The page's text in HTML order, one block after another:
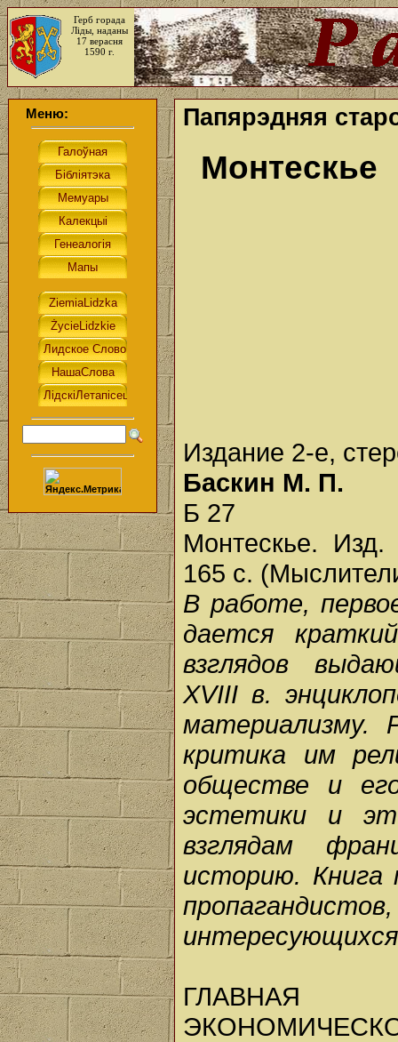
Герб горада
Ліды, наданы
17 верасня
1590 г.
Меню: Папярэдняя
Монтескье
Издание 2-е,
Баскин М. П.
Б 27
Монтескье.
165 с.
В работе,
дается
взглядов
XVIII в.
материализму.
критика им
обществе и
эстетики и
взглядам
историю. Книга
ГЛАВНАЯ